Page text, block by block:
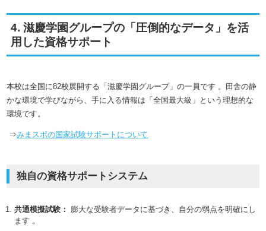
4. 滋慶学園グループの「圧倒的なデータ」を活
用した資格サポート
本校は全国に82校展開する「滋慶学園グループ」の一員です 。田舎の静
かな環境で学びながら、手に入る情報は「全国最大級」という理想的な
環境です。
⇒みまスポの国家試験サポートについて
独自の資格サポートシステム
共通模擬試験：
膨大な受験者データに基づき、自分の弱点を明確にし
ます 。